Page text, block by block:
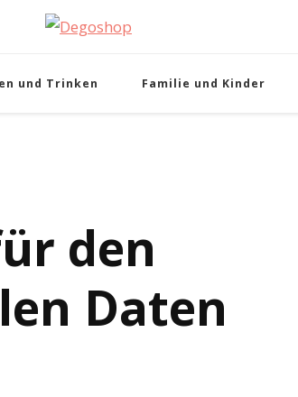
und Trinken Familie und Kinder
den
Daten